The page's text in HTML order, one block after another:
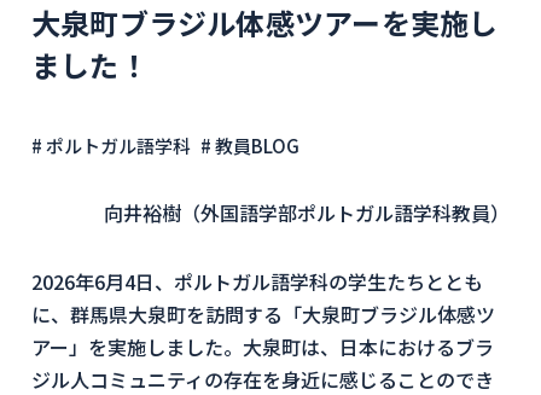
大泉町ブラジル体感ツアーを実施し
ました！
# ポルトガル語学科 # 教員BLOG
向井裕樹（外国語学部ポルトガル語学科教員）
2026年6月4日、ポルトガル語学科の学生たちととも
に、群馬県大泉町を訪問する「大泉町ブラジル体感ツ
アー」を実施しました。大泉町は、日本におけるブラ
ジル人コミュニティの存在を身近に感じることのでき